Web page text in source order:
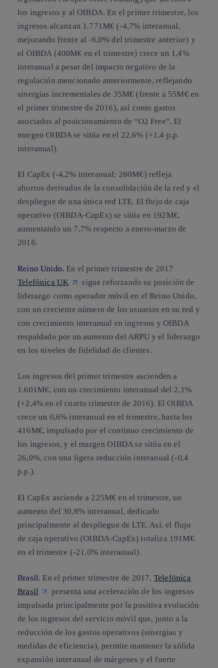
los ingresos y al OIBDA. En el primer trimestre, los
ingresos alcanzan 1.771M€ (-4,7% interanual,
mejorando frente al -6,0% del trimestre anterior) y
el OIBDA (400M€ en el trimestre) crece un 1,4%
interanual a pesar del impacto negativo de la
regulación mencionado anteriormente, reflejando
sinergias incrementales de 35M€ (frente a 55M€ en
el primer trimestre de 2016), así como gastos
asociados al posicionamiento de “O2 Free”. El
margen OIBDA se sitúa en el 22,6% (+1,4 p.p.
interanual).
El CapEx (-4,2% interanual; 280M€) refleja
ahorros derivados de la consolidación de la red y el
despliegue de una única red LTE. El flujo de caja
operativo (OIBDA-CapEx) se sitúa en 192M€,
aumentando un 7,7% respecto a enero-marzo de
2016.
Reino Unido.En el primer trimestre de 2017
Telefónica UK
sigue reforzando su posición de
liderazgo como operador móvil en el Reino Unido,
con un creciente número de los usuarios en su red y
con crecimiento interanual en ingresos y OIBDA
respaldado por un aumento del ARPU y el liderazgo
en los niveles de fidelidad de clientes.
Los ingresos del primer trimestre ascienden a
1.601M€, con un crecimiento interanual del 2,1%
(+2,4% en el cuarto trimestre de 2016). El OIBDA
crece un 0,6% interanual en el trimestre, hasta los
416M€, impulsado por el continuo crecimiento de
los ingresos, y el margen OIBDA se sitúa en el
26,0%, con una ligera reducción interanual (-0,4
p.p.).
El CapEx asciende a 225M€ en el trimestre, un
aumento del 30,8% interanual, dedicado
principalmente al despliegue de LTE. Así, el flujo
de caja operativo (OIBDA-CapEx) totaliza 191M€
en el trimestre (-21,0% interanual).
Brasil.En el primer trimestre de 2017, Telefónica
Brasil
presenta una aceleración de los ingresos
impulsada principalmente por la positiva evolución
de los ingresos del servicio móvil que, junto a la
reducción de los gastos operativos (sinergias y
medidas de eficiencia), permite mantener la sólida
expansión interanual de márgenes y el fuerte